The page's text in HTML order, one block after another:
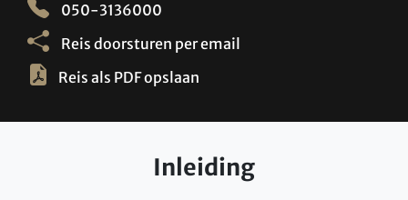
050-3136000
Reis doorsturen per email
Reis als PDF opslaan
Inleiding